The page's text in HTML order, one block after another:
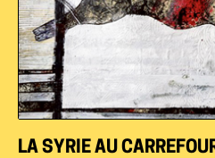
LA SYRIE AU